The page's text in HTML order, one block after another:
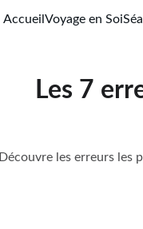
Accueil Voyage en Soi
Les 7
Découvre les erreurs les